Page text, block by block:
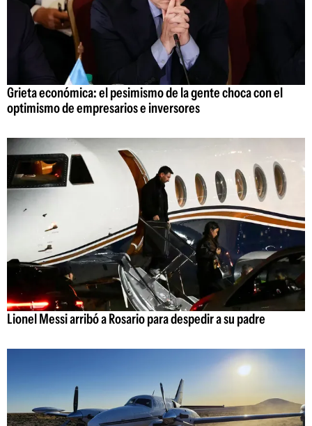
Grieta económica: el pesimismo de la gente choca con el
optimismo de empresarios e inversores
Lionel Messi arribó a Rosario para despedir a su padre